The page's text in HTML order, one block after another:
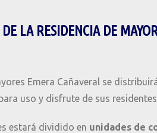
DE LA RESIDENCIA DE
Emera Cañaveral se
uso y disfrute de sus
estará dividido en unidades de